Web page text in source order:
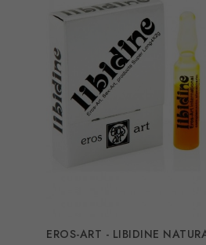
EROS-ART - LIBIDINE